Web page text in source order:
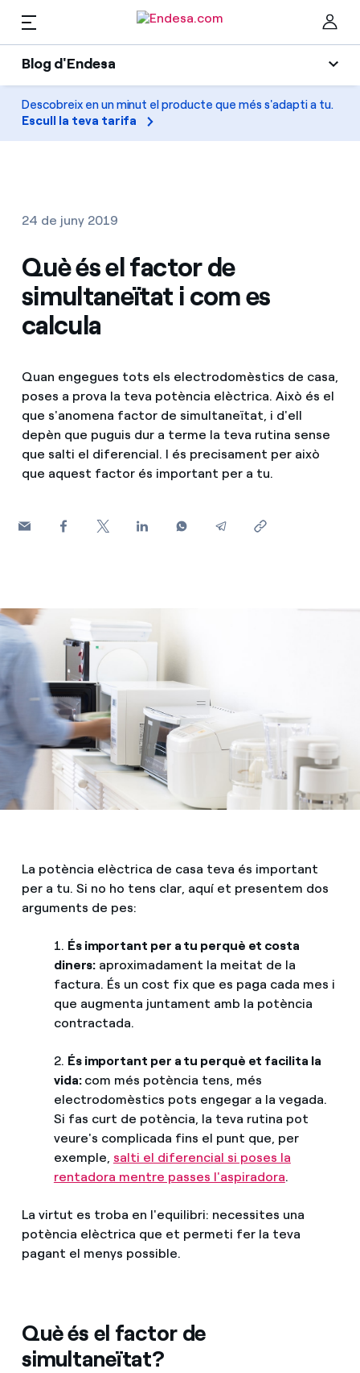
Blog d'Endesa
Blog d'Endesa
Llum
Gas
Solar
Electrodomèstics
Consells d estalvi
Horaris punta, horaris pla i horaris vall: què són, quan
Cita prèvia Endesa: com demanar, canviar o anul·lar la
Llars
Troba la tarifa que més et convé
Compara les nostres tarifes d’empresa i estalvia
Per cada kWh que estalviïs, et descomptem un
Com puc veure les meves factures d'Endesa?
Has rebut una oferta per canviar de companyia?
Gestiones diverses comunitats de propietaris?
Mobilitat
PARA TI
Climatització
T'ajudem
Estafes telefòniques
CA
Descobreix en un minut el producte que més s'adapti a tu.
Escull la teva tarifa
24 de juny 2019
Què és el factor de
simultaneïtat i com es
calcula
Quan engegues tots els electrodomèstics de casa,
poses a prova la teva potència elèctrica. Això és el
que s'anomena factor de simultaneïtat, i d'ell
depèn que puguis dur a terme la teva rutina sense
que salti el diferencial. I és precisament per això
que aquest factor és important per a tu.
La potència elèctrica de casa teva és important
per a tu. Si no ho tens clar, aquí et presentem dos
arguments de pes:
1. És important per a tu perquè et costa
diners: aproximadament la meitat de la
factura. És un cost fix que es paga cada mes i
que augmenta juntament amb la potència
contractada.
2. És important per a tu perquè et facilita la
vida:com més potència tens, més
electrodomèstics pots engegar a la vegada.
Si fas curt de potència, la teva rutina pot
veure's complicada fins el punt que, per
exemple, salti el diferencial si poses la
rentadora mentre passes l'aspiradora.
La virtut es troba en l'equilibri: necessites una
potència elèctrica que et permeti fer la teva
pagant el menys possible.
Què és el factor de
simultaneïtat?